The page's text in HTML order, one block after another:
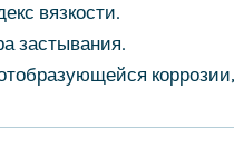
вязкости.
застывания.